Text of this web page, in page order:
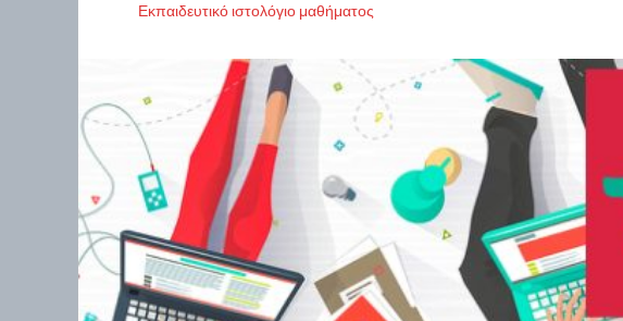
Εκπαιδευτικό ιστολόγιο μαθήματος